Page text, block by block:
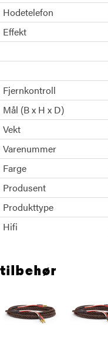
Hodetelefon
Effekt
Fjernkontroll
Mål (B x H x D)
Vekt
Varenummer
Farge
Produsent
Produkttype
Hifi
tilbehør